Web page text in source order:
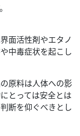
面活性剤やエタノ
中毒症状を起こし
原料は人体への影
とっては安全とは
断を仰ぐべきとし